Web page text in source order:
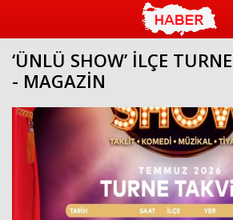
‘ÜNLÜ SHOW’ İLÇE
- MAGAZİN